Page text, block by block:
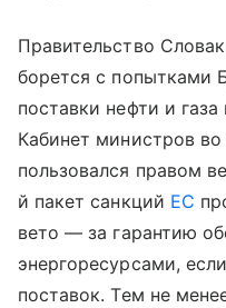
Правительство
борется с попытками
поставки нефти и
Кабинет министров
пользовался правом
й пакет санкций ЕС
вето — за гарантию
энергоресурсами,
поставок. Тем не